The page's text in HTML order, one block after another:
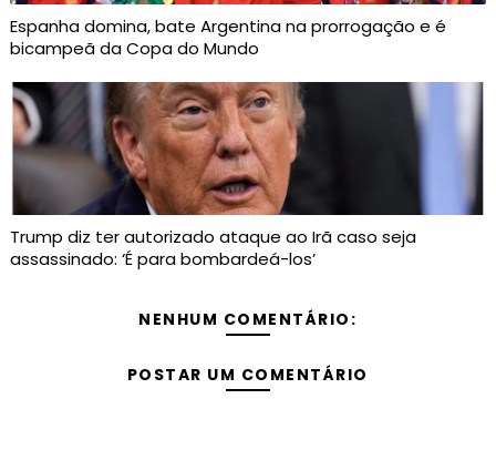
Espanha domina, bate Argentina na prorrogação e é
bicampeã da Copa do Mundo
Trump diz ter autorizado ataque ao Irã caso seja
assassinado: ‘É para bombardeá-los’
NENHUM COMENTÁRIO:
POSTAR UM COMENTÁRIO